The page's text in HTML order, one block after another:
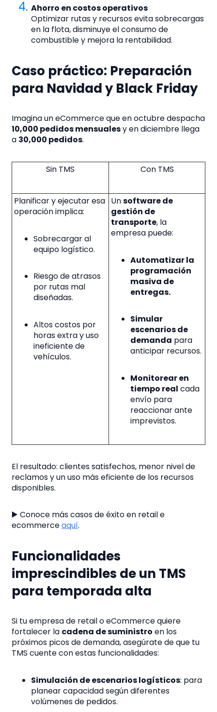
Ahorro en costos operativos
Optimizar rutas y recursos evita sobrecargas
en la flota, disminuye el consumo de
combustible y mejora la rentabilidad.
Caso práctico: Preparación
para Navidad y Black Friday
Imagina un eCommerce que en octubre despacha
10,000 pedidos mensualesy en diciembre llega
a 30,000 pedidos.
Sin TMS Con TMS
Planificar y ejecutar esa
operación implica:
Sobrecargar al
equipo logístico.
Riesgo de atrasos
por rutas mal
diseñadas.
Altos costos por
horas extra y uso
ineficiente de
vehículos.
Unsoftware de
gestión de
transporte, la
empresa puede:
Automatizar la
programación
masiva de
entregas.
Simular
escenarios de
demanda para
anticipar recursos.
Monitorear en
tiempo real cada
envío para
reaccionar ante
imprevistos.
El resultado: clientes satisfechos, menor nivel de
reclamos y un uso más eficiente de los recursos
disponibles.
▶️ Conoce más casos de éxito en retail e
ecommerceaquí.
Funcionalidades
imprescindibles de un TMS
para temporada alta
Si tu empresa de retail o eCommerce quiere
fortalecer la cadena de suministro en los
próximos picos de demanda, asegúrate de que tu
TMS cuente con estas funcionalidades:
Simulación de escenarios logísticos: para
planear capacidad según diferentes
volúmenes de pedidos.